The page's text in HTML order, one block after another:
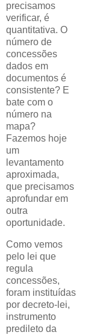
precisamos
verificar, é
quantitativa. O
número de
concessões
dados em
documentos é
consistente? E
bate com o
número na
mapa?
Fazemos hoje
um
levantamento
aproximada,
que precisamos
aprofundar em
outra
oportunidade.
Como vemos
pelo lei que
regula
concessões,
foram instituídas
por decreto-lei,
instrumento
predileto da